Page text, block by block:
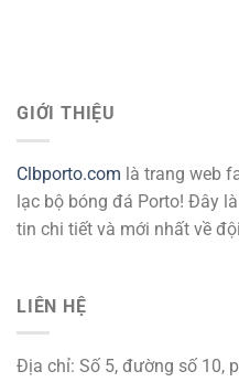
GIỚI THIỆU
Clbporto.com là trang web
lạc bộ bóng đá Porto! Đây
tin chi tiết và mới nhất về
LIÊN HỆ
Địa chỉ: Số 5, đường số 10,